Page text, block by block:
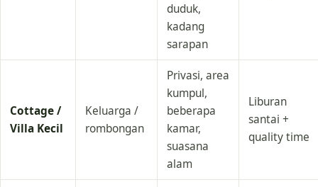
duduk,
kadang
sarapan
Cottage /
Villa Kecil
Keluarga /
rombongan
Privasi, area
kumpul,
beberapa
kamar,
suasana
alam
Liburan
santai +
quality time